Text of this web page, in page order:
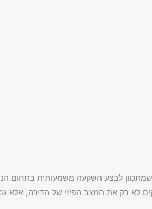
שמתכוון לבצע השקעה משמעותית בתחום
לא רק את המצב הפיזי של הדירה, אלא